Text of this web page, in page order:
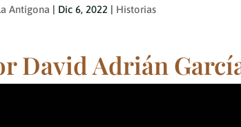
Antígona | Dic 6, 2022 | Historias
David Adrián